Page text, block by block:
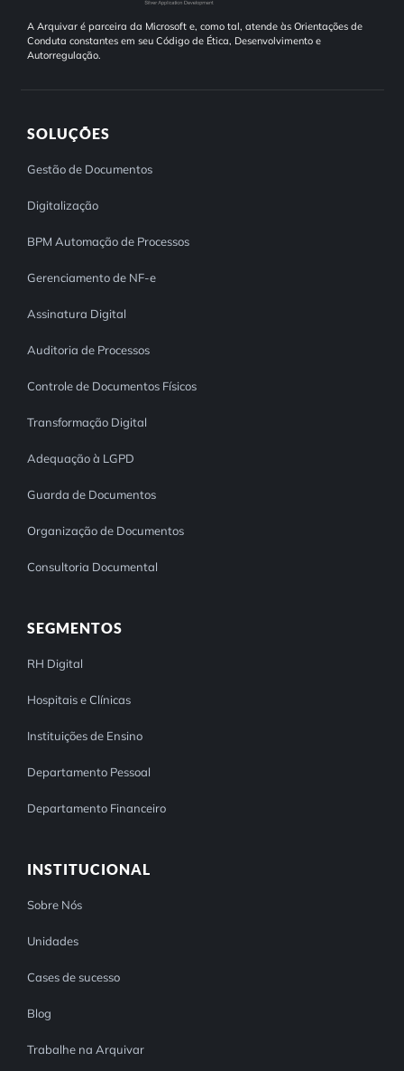
A Arquivar é parceira da Microsoft e, como tal, atende às Orientações de
Conduta constantes em seu Código de Ética, Desenvolvimento e
Autorregulação.
SOLUÇÕES
Gestão de Documentos
Digitalização
BPM Automação de Processos
Gerenciamento de NF-e
Assinatura Digital
Auditoria de Processos
Controle de Documentos Físicos
Transformação Digital
Adequação à LGPD
Guarda de Documentos
Organização de Documentos
Consultoria Documental
SEGMENTOS
RH Digital
Hospitais e Clínicas
Instituições de Ensino
Departamento Pessoal
Departamento Financeiro
INSTITUCIONAL
Sobre Nós
Unidades
Cases de sucesso
Blog
Trabalhe na Arquivar